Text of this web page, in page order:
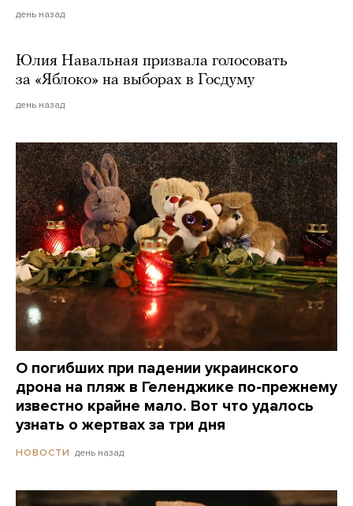
день назад
Юлия Навальная призвала голосовать
за «Яблоко» на выборах в Госдуму
день назад
О погибших при падении украинского
дрона на пляж в Геленджике по-прежнему
известно крайне мало. Вот что удалось
узнать о жертвах за три дня
НОВОСТИ день назад